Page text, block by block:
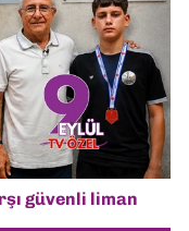
güvenli liman